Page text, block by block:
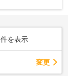
件を表示
変更